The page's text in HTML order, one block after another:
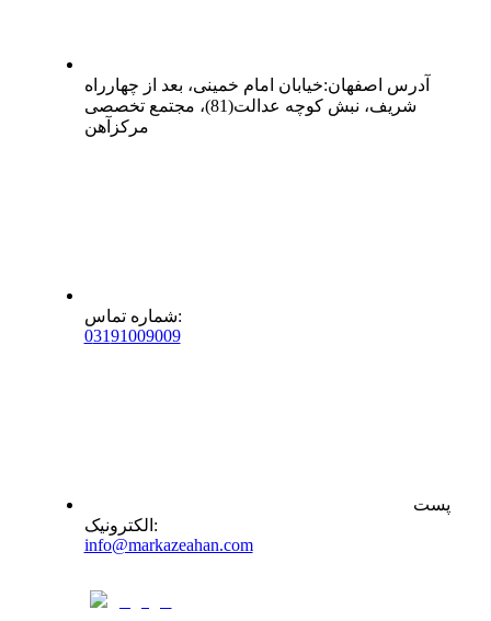
آدرس اصفهان:خیابان امام خمینی، بعد از چهارراه
شریف، نبش کوچه عدالت(81)، مجتمع تخصصی
مرکزآهن
شماره تماس:
03191009009
پست
الکترونیک :
info@markazeahan.com